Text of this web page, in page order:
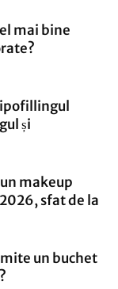
mai bine
și
makeup
sfat de la
un buchet